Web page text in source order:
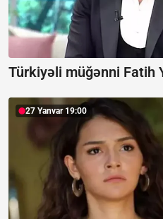
Türkiyəli müğənni Fatih
27 Yanvar 19:00